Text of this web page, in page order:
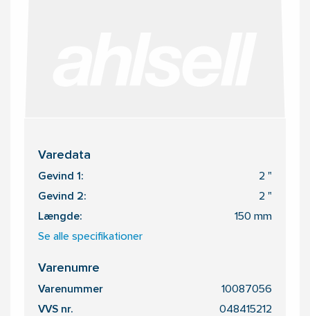
Varedata
Gevind 1: 2 "
Gevind 2: 2 "
Længde: 150 mm
Se alle specifikationer
Varenumre
Varenummer 10087056
VVS nr. 048415212